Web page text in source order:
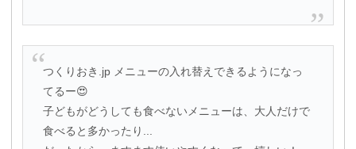
つくりおき.jp メニューの入れ替えできるようになっ
てるー😍
子どもがどうしても食べないメニューは、大人だけで
食べると多かったり...